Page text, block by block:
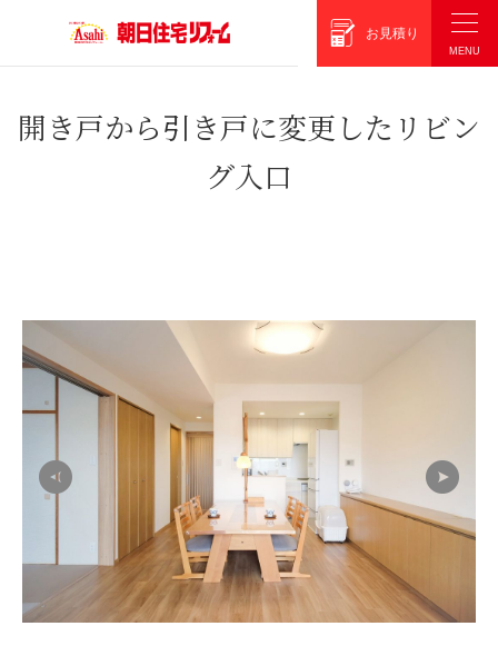
お見積り
開き戸から引き戸に変更したリビン
グ入口